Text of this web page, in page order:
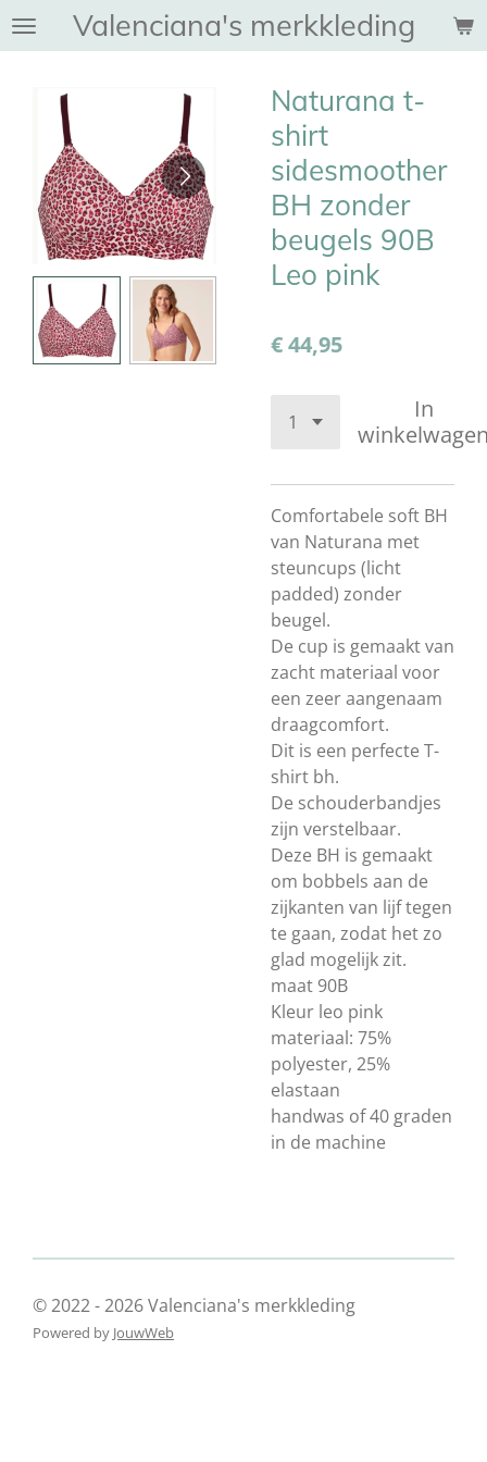
Ga
direct
hoofdinhoud
Valenciana's merkkleding
Naturana t-
shirt
sidesmoother
BH zonder
beugels 90B
Leo pink
€ 44,95
In
Comfortabele soft BH
van Naturana met
steuncups (licht
padded) zonder
beugel.
De cup is gemaakt van
zacht materiaal voor
een zeer aangenaam
draagcomfort.
Dit is een perfecte T-
shirt bh.
De schouderbandjes
zijn verstelbaar.
Deze BH is gemaakt
om bobbels aan de
zijkanten van lijf tegen
te gaan, zodat het zo
glad mogelijk zit.
maat 90B
Kleur leo pink
materiaal: 75%
polyester, 25%
elastaan
handwas of 40 graden
in de machine
© 2022 - 2026 Valenciana's merkkleding
Powered by JouwWeb